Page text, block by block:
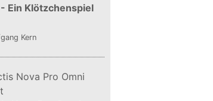
Ein Klötzchenspiel
Kern